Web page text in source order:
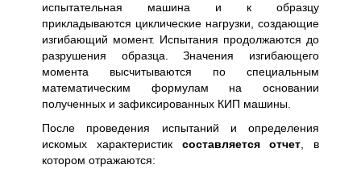
испытательная машина и к образцу
прикладываются циклические нагрузки, создающие
изгибающий момент. Испытания продолжаются до
разрушения образца. Значения изгибающего
момента высчитываются по специальным
математическим формулам на основании
полученных и зафиксированных КИП машины.
После проведения испытаний и определения
искомых характеристик составляется отчет , в
котором отражаются: